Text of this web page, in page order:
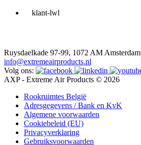
Ruysdaelkade 97-99, 1072 AM Amsterdam
info@extremeairproducts.nl
Volg ons:
AXP - Extreme Air Products © 2026
Rookruimtes België
Adresgegevens / Bank en KvK
Algemene voorwaarden
Cookiebeleid (EU)
Privacyverklaring
Gebruiksvoorwaarden